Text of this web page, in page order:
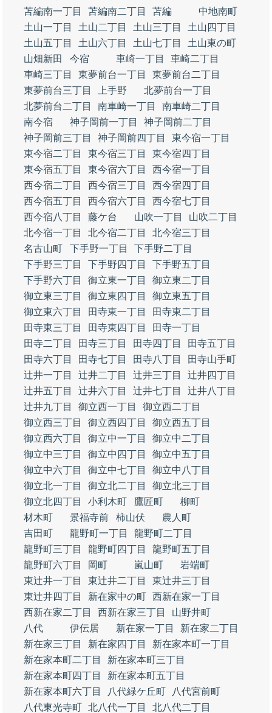
苫編南一丁目
苫編南二丁目 苫編
中地南町
土山一丁目
土山二丁目 土山三丁目
土山四丁目
土山五丁目
土山六丁目 土山七丁目
土山東の町
山畑新田
今宿 車崎一丁目
車崎二丁目
車崎三丁目
東夢前台一丁目
東夢前台二丁目
東夢前台三丁目
上手野
北夢前台一丁目
北夢前台二丁目
南車崎一丁目
南車崎二丁目
南今宿
神子岡前一丁目
神子岡前二丁目
神子岡前三丁目
神子岡前四丁目
東今宿一丁目
東今宿二丁目
東今宿三丁目
東今宿四丁目
東今宿五丁目
東今宿六丁目
西今宿一丁目
西今宿二丁目
西今宿三丁目
西今宿四丁目
西今宿五丁目
西今宿六丁目
西今宿七丁目
西今宿八丁目
藤ケ台 山吹一丁目
山吹二丁目
北今宿一丁目
北今宿二丁目
北今宿三丁目
名古山町
下手野一丁目
下手野二丁目
下手野三丁目
下手野四丁目
下手野五丁目
下手野六丁目
御立東一丁目
御立東二丁目
御立東三丁目
御立東四丁目
御立東五丁目
御立東六丁目
田寺東一丁目
田寺東二丁目
田寺東三丁目
田寺東四丁目
田寺一丁目
田寺二丁目
田寺三丁目 田寺四丁目
田寺五丁目
田寺六丁目
田寺七丁目 田寺八丁目
田寺山手町
辻井一丁目
辻井二丁目 辻井三丁目
辻井四丁目
辻井五丁目
辻井六丁目 辻井七丁目
辻井八丁目
辻井九丁目
御立西一丁目
御立西二丁目
御立西三丁目
御立西四丁目
御立西五丁目
御立西六丁目
御立中一丁目
御立中二丁目
御立中三丁目
御立中四丁目
御立中五丁目
御立中六丁目
御立中七丁目
御立中八丁目
御立北一丁目
御立北二丁目
御立北三丁目
御立北四丁目
小利木町 鷹匠町
柳町
材木町
景福寺前 柿山伏
農人町
吉田町
龍野町一丁目
龍野町二丁目
龍野町三丁目
龍野町四丁目
龍野町五丁目
龍野町六丁目
岡町 嵐山町
岩端町
東辻井一丁目
東辻井二丁目
東辻井三丁目
東辻井四丁目
新在家中の町 西新在家一丁目
西新在家二丁目
西新在家三丁目
山野井町
八代
伊伝居 新在家一丁目
新在家二丁目
新在家三丁目
新在家四丁目
新在家本町一丁目
新在家本町二丁目
新在家本町三丁目
新在家本町四丁目
新在家本町五丁目
新在家本町六丁目
八代緑ケ丘町
八代宮前町
八代東光寺町 北八代一丁目
北八代二丁目